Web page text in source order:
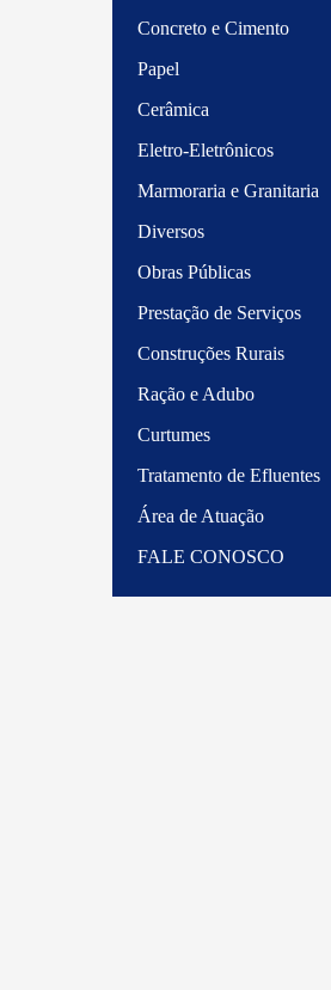
Concreto e Cimento
Papel
Cerâmica
Eletro-Eletrônicos
Marmoraria e Granitaria
Diversos
Obras Públicas
Prestação de Serviços
Construções Rurais
Ração e Adubo
Curtumes
Tratamento de Efluentes
Área de Atuação
FALE CONOSCO